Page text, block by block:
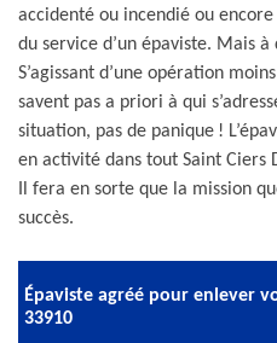
accidenté ou incendié ou
du service d’un épaviste. Mais
S’agissant d’une opération
savent pas a priori à qui
situation, pas de panique !
en activité dans tout Saint Ciers
Il fera en sorte que la mission
succès.
Épaviste agréé pour enlever
33910